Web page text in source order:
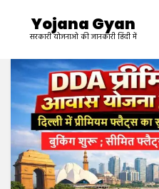
Yojana Gyan
सरकारी योजनाओ की जानकारी हिंदी में